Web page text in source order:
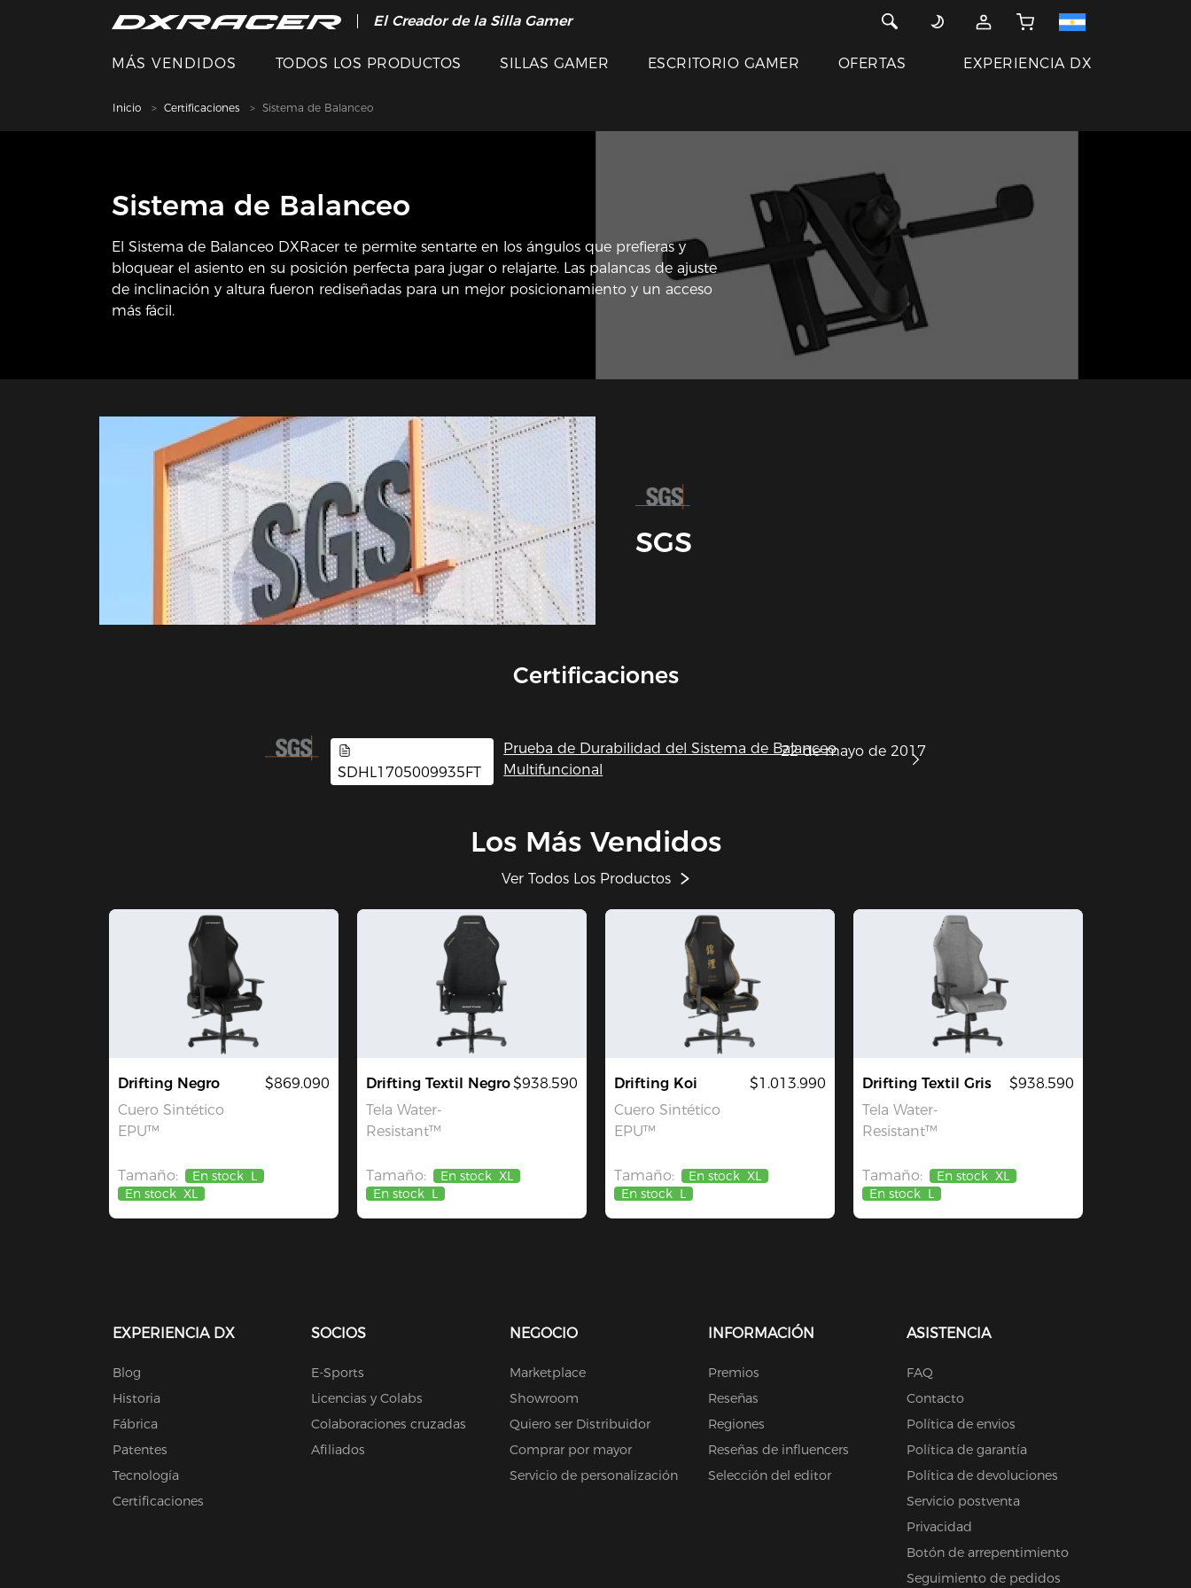
El Creador de la Silla Gamer
MÁS VENDIDOS TODOS LOS PRODUCTOS SILLAS GAMER ESCRITORIO GAMER OFERTAS EXPERIENCIA DX
Inicio Certificaciones Sistema de Balanceo
Sistema de Balanceo
El Sistema de Balanceo DXRacer te permite sentarte en los ángulos que prefieras y
bloquear el asiento en su posición perfecta para jugar o relajarte. Las palancas de ajuste
de inclinación y altura fueron rediseñadas para un mejor posicionamiento y un acceso
más fácil.
SGS
Certificaciones
SDHL1705009935FT
Prueba de Durabilidad del Sistema de Balanceo
Multifuncional
22 de mayo de 2017
Los Más Vendidos
Ver Todos Los Productos
Drifting Negro
Cuero Sintético
EPU™
$869.090
Tamaño: En stock L
En stock XL
Drifting Textil Negro
Tela Water-
Resistant™
$938.590
Tamaño: En stock XL
En stock L
Drifting Koi
Cuero Sintético
EPU™
$1.013.990
Tamaño: En stock XL
En stock L
Drifting Textil Gris
Tela Water-
Resistant™
$938.590
Tamaño: En stock XL
En stock L
EXPERIENCIA DX
Blog
Historia
Fábrica
Patentes
Tecnología
Certificaciones
SOCIOS
E-Sports
Licencias y Colabs
Colaboraciones cruzadas
Afiliados
NEGOCIO
Marketplace
Showroom
Quiero ser Distribuidor
Comprar por mayor
Servicio de personalización
INFORMACIÓN
Premios
Reseñas
Regiones
Reseñas de influencers
Selección del editor
ASISTENCIA
FAQ
Contacto
Política de envios
Política de garantía
Política de devoluciones
Servicio postventa
Privacidad
Botón de arrepentimiento
Seguimiento de pedidos